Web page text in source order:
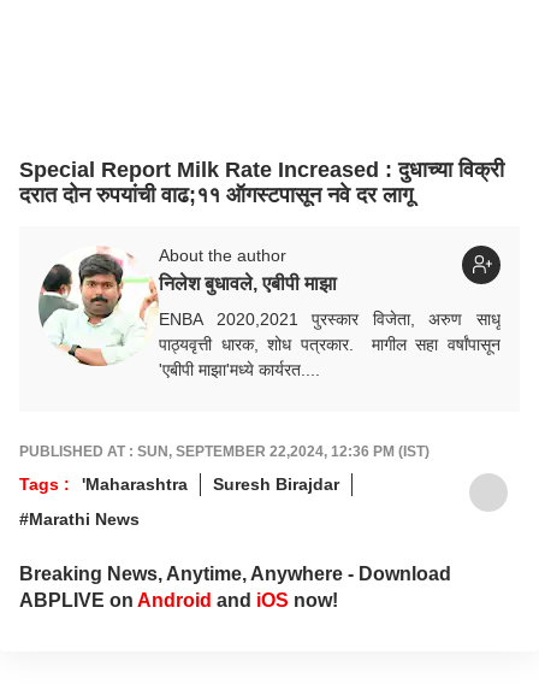
Special Report Milk Rate Increased : दुधाच्या विक्री
दरात दोन रुपयांची वाढ;११ ऑगस्टपासून नवे दर लागू
About the author
निलेश बुधावले, एबीपी माझा
ENBA 2020,2021 पुरस्कार विजेता, अरुण साधू
पाठ्यवृत्ती धारक, शोध पत्रकार. मागील सहा वर्षांपासून
'एबीपी माझा'मध्ये कार्यरत....
PUBLISHED AT : SUN, SEPTEMBER 22,2024, 12:36 PM (IST)
Tags : 'Maharashtra
Suresh Birajdar
#Marathi News
Breaking News, Anytime, Anywhere - Download
ABPLIVE on Android and iOS now!